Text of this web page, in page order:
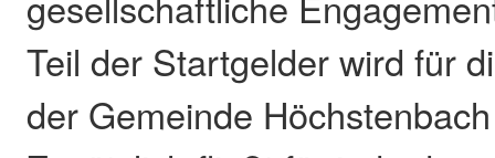
Teil der Startgelder wird für
der Gemeinde